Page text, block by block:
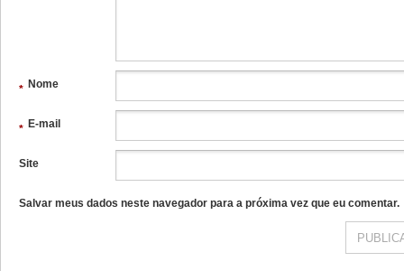
Nome
*
E-mail
*
Site
Salvar meus dados neste navegador para a próxima vez que eu comentar.